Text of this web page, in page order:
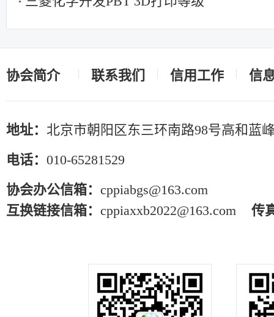
协会简介 联系我们 信用工作 信
地址： 北京市朝阳区东三环南路98号高和蓝
电话： 010-65281529
协会办公信箱： cppiabgs@163.com
互换链接信箱： cppiaxxb2022@163.com 传